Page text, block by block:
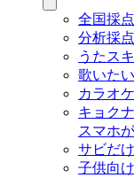
全国採
分析採
うたス
歌いた
カラオ
キョク
スマホ
サビだ
子供向